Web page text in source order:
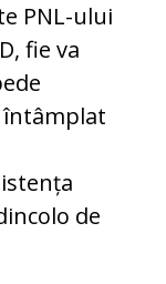
PNL-ului
fie va
de